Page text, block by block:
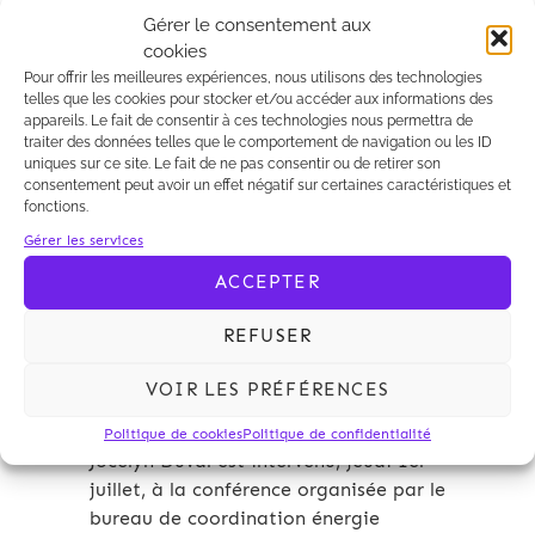
Gérer le consentement aux
cookies
Pour offrir les meilleures expériences, nous utilisons des technologies
telles que les cookies pour stocker et/ou accéder aux informations des
appareils. Le fait de consentir à ces technologies nous permettra de
traiter des données telles que le comportement de navigation ou les ID
uniques sur ce site. Le fait de ne pas consentir ou de retirer son
consentement peut avoir un effet négatif sur certaines caractéristiques et
fonctions.
Gérer les services
ACCEPTER
REFUSER
VOIR LES PRÉFÉRENCES
Politique de cookiesPolitique de confidentialité
02/07/2010Kalliopé
Conférence sur le
financement éolien
Jocelyn Duval est intervenu, jeudi 1er
juillet, à la conférence organisée par le
bureau de coordination énergie